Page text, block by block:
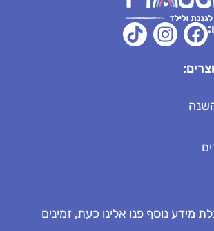
מידע נוסף פנו אלינו כעת, זמינים